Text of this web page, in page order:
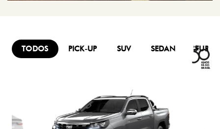
TODOS PICK-UP SUV SEDAN